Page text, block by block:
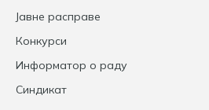
Јавне расправе
Конкурси
Информатор о раду
Синдикат